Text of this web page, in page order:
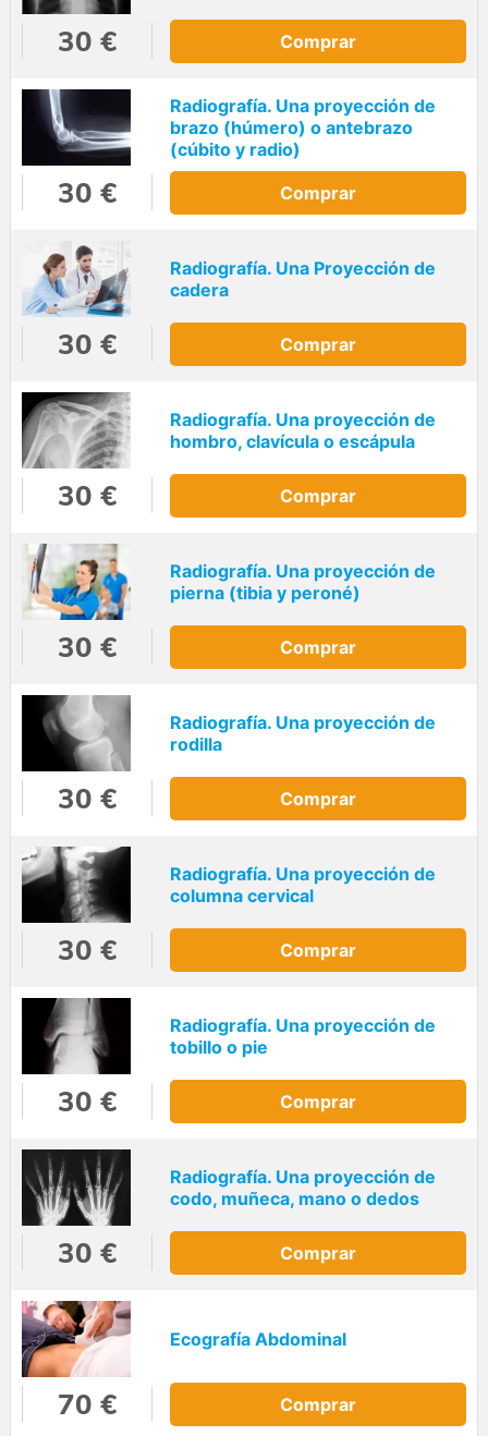
30 € Comprar
Radiografía. Una proyección de
brazo (húmero) o antebrazo
(cúbito y radio)
30 € Comprar
Radiografía. Una Proyección de
cadera
30 € Comprar
Radiografía. Una proyección de
hombro, clavícula o escápula
30 € Comprar
Radiografía. Una proyección de
pierna (tibia y peroné)
30 € Comprar
Radiografía. Una proyección de
rodilla
30 € Comprar
Radiografía. Una proyección de
columna cervical
30 € Comprar
Radiografía. Una proyección de
tobillo o pie
30 € Comprar
Radiografía. Una proyección de
codo, muñeca, mano o dedos
30 € Comprar
Ecografía Abdominal
70 € Comprar